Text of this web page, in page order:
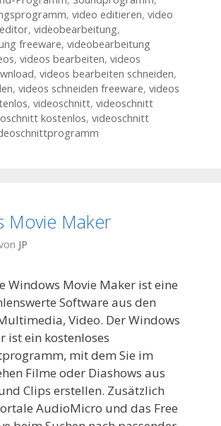
, video editieren, video
, videobearbeitung,
freeware, videobearbeitung
, videos bearbeiten, videos
, videos bearbeiten schneiden,
, videos schneiden freeware, videos
, videoschnitt, videoschnitt
kostenlos, videoschnitt
Movie Maker
JP
Windows Movie Maker ist eine
Software aus den
Video. Der Windows
ist ein kostenloses
mit dem Sie im
Filme oder Diashows aus
Clips erstellen. Zusätzlich
AudioMicro und das Free